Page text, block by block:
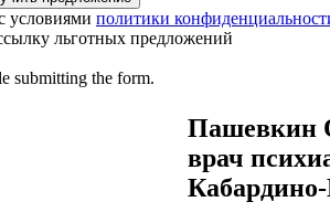
условиями политики
льготных предложений
submitting the form.
Пашевкин
врач